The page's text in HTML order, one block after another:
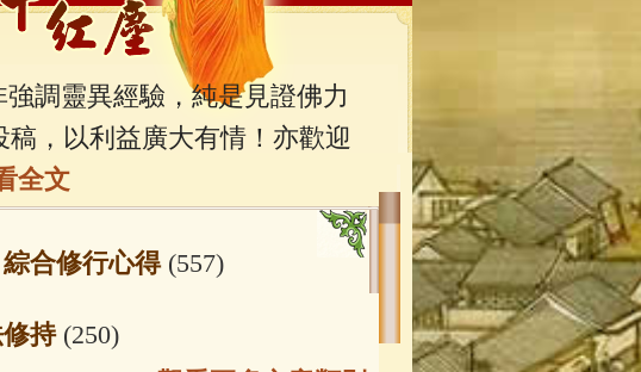
調靈異經驗，純是見證佛力
，以利益廣大有情！亦歡迎
全文
綜合修行心得 (557)
持 (250)